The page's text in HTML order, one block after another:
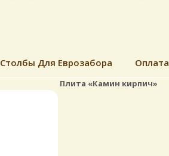
Столбы Для Еврозабора Оплата
Плита «Камин кирпич»